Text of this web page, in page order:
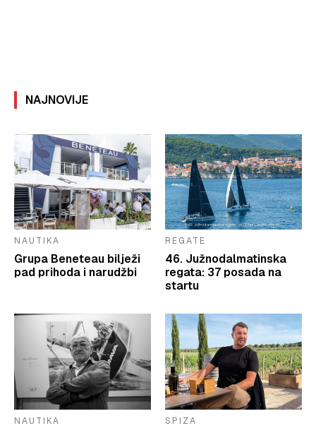
NAJNOVIJE
NAUTIKA
Grupa Beneteau bilježi
pad prihoda i narudžbi
REGATE
46. Južnodalmatinska
regata: 37 posada na
startu
NAUTIKA SPIZA